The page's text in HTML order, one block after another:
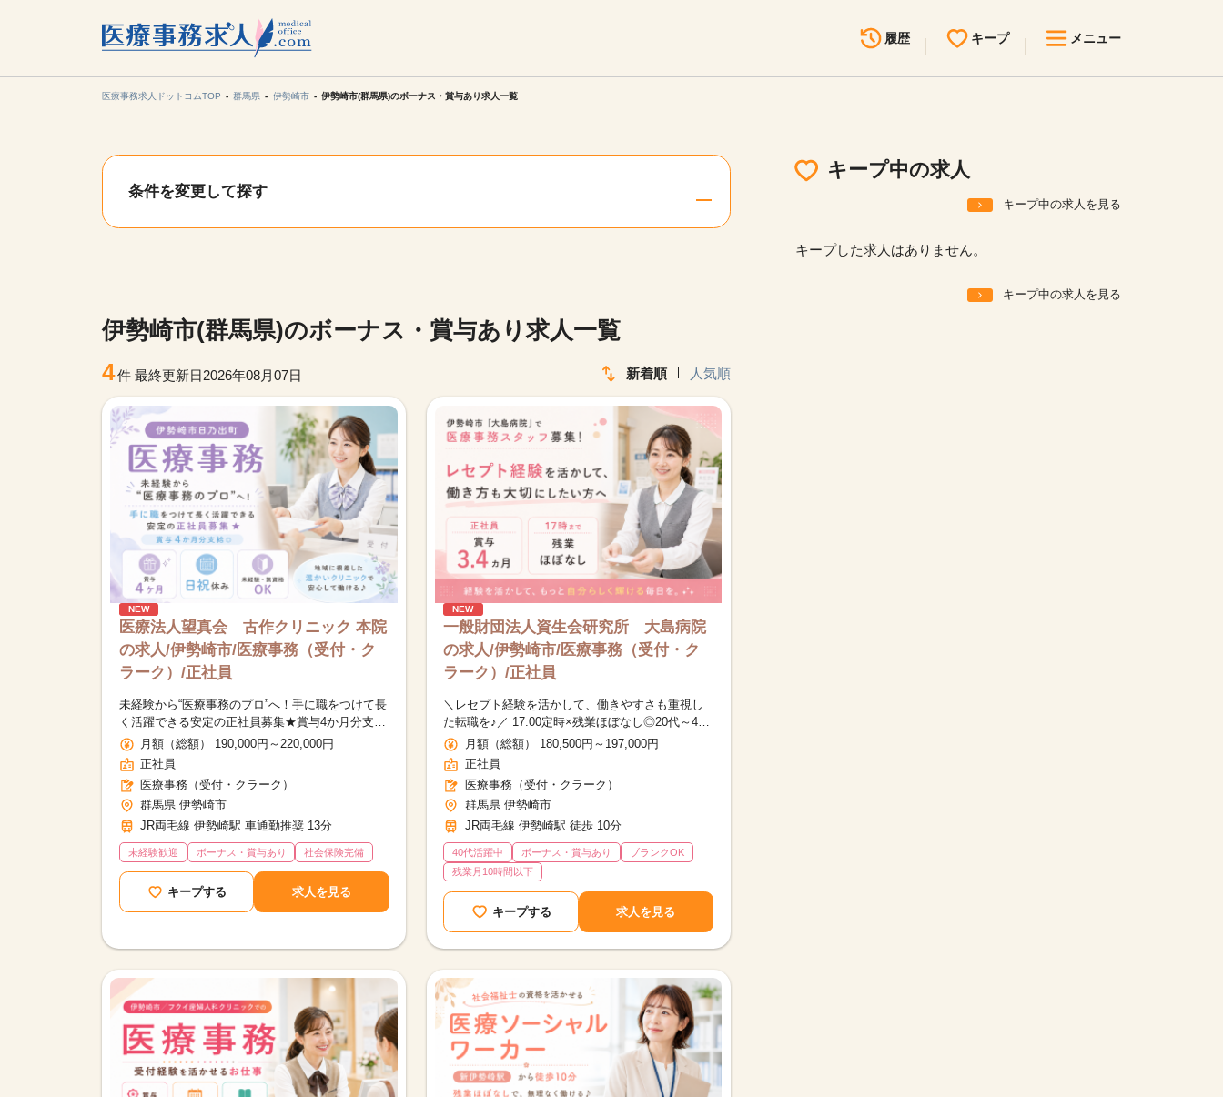
履歴 キープ メニュー
見学会・イベント情報
医療事務求人ドットコムTOP 群馬県 伊勢崎市 伊勢崎市(群馬県)のボーナス・賞与あり求人一覧
条件を変更して探す
伊勢崎市(群馬県)のボーナス・賞与あり求人一覧
4件 最終更新日2026年08月07日 新着順 人気順
NEW
医療法人望真会 古作クリニック 本院
の求人/伊勢崎市/医療事務（受付・ク
ラーク）/正社員
未経験から“医療事務のプロ”へ！手に職をつけて長
く活躍できる安定の正社員募集★賞与4か月分支給
◎
月額（総額） 190,000円～220,000円
正社員
医療事務（受付・クラーク）
群馬県 伊勢崎市
JR両毛線 伊勢崎駅 車通勤推奨 13分
未経験歓迎 ボーナス・賞与あり 社会保険完備
キープする 求人を見る
NEW
一般財団法人資生会研究所 大島病院
の求人/伊勢崎市/医療事務（受付・ク
ラーク）/正社員
＼レセプト経験を活かして、働きやすさも重視し
た転職を♪／ 17:00定時×残業ほぼなし◎20代～40
代女性活躍中
月額（総額） 180,500円～197,000円
正社員
医療事務（受付・クラーク）
群馬県 伊勢崎市
JR両毛線 伊勢崎駅 徒歩 10分
40代活躍中 ボーナス・賞与あり
ブランクOK
残業月10時間以下
キープする 求人を見る
キープ中の求人
キープ中の求人を見る
キープした求人はありません。
キープ中の求人を見る